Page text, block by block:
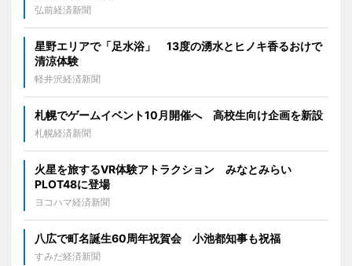
弘前経済新聞
星野エリアで「足水浴」 13度の湧水とヒノキ香るおけで
清涼体験
軽井沢経済新聞
札幌でゲームイベント10月開催へ 高校生向け企画を新設
札幌経済新聞
火星を旅するVR体験アトラクション みなとみらい
PLOT48に登場
ヨコハマ経済新聞
八広で町名誕生60周年祝賀会 小池都知事も祝福
すみだ経済新聞